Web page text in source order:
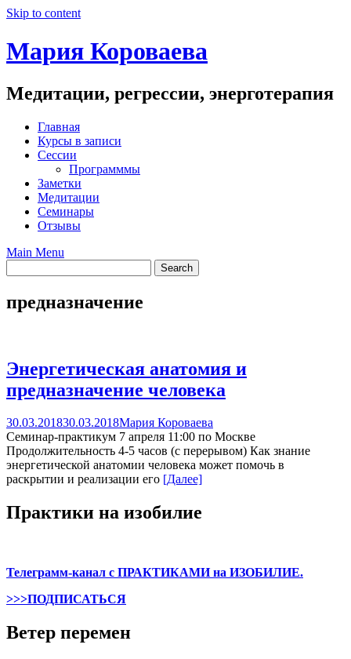
Skip to content
Мария Короваева
Медитации, регрессии, энерготерапия
Главная
Курсы в записи
Сессии
Программмы
Заметки
Медитации
Семинары
Отзывы
Main Menu
предназначение
Энергетическая анатомия и
предназначение человека
30.03.201830.03.2018Мария Короваева
Семинар-практикум 7 апреля 11:00 по Москве
Продолжительность 4-5 часов (с перерывом) Как знание
энергетической анатомии человека может помочь в
раскрытии и реализации его [Далее]
Практики на изобилие
Телеграмм-канал с ПРАКТИКАМИ на ИЗОБИЛИЕ.
>>>ПОДПИСАТЬСЯ
Ветер перемен